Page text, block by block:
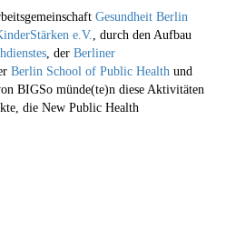
Gesundheit Berlin
e.V., durch den Aufbau
, der Berliner
Berlin School of Public Health und
BIGSo münde(te)n diese Aktivitäten
die New Public Health